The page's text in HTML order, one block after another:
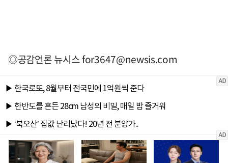
◎공감언론 뉴시스for3647@newsis.com